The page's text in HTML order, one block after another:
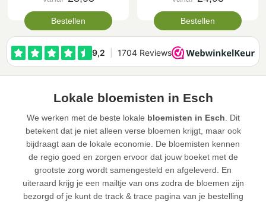
Bestellen Bestellen
Lokale bloemisten in Esch
We werken met de beste lokale bloemisten in Esch . Dit
betekent dat je niet alleen verse bloemen krijgt, maar ook
bijdraagt aan de lokale economie. De bloemisten kennen
de regio goed en zorgen ervoor dat jouw boeket met de
grootste zorg wordt samengesteld en afgeleverd. En
uiteraard krijg je een mailtje van ons zodra de bloemen zijn
bezorgd of je kunt de track & trace pagina van je bestelling